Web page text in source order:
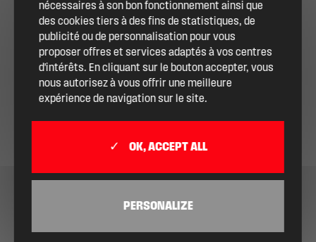
nécessaires à son bon fonctionnement ainsi que
des cookies tiers à des fins de statistiques, de
publicité ou de personnalisation pour vous
proposer offres et services adaptés à vos centres
d'intérêts. En cliquant sur le bouton accepter, vous
nous autorisez à vous offrir une meilleure
expérience de navigation sur le site.
OK, ACCEPT ALL
PERSONALIZE